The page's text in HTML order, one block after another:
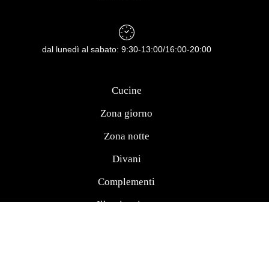
dal lunedì al sabato: 9:30-13:00/16:00-20:00
Cucine
Zona giorno
Zona notte
Divani
Complementi
Illuminazione